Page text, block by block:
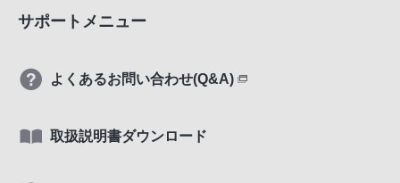
サポートメニュー
よくあるお問い合わせ(Q&A)
取扱説明書ダウンロード